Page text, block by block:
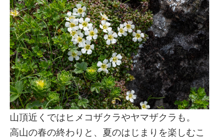
山頂近くではヒメコザクラやヤマザクラも。
高山の春の終わりと、夏のはじまりを楽しむこ